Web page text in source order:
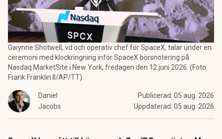
Gwynne Shotwell, vd och operativ chef för SpaceX, talar under en
ceremoni med klockringning inför SpaceX börsnotering på
Nasdaq MarketSite i New York, fredagen den 12 juni 2026. (Foto:
Frank Franklin II/AP/TT)
Daniel
Jacobs
Publicerad: 05 aug. 2026
Uppdaterad: 05 aug. 2026